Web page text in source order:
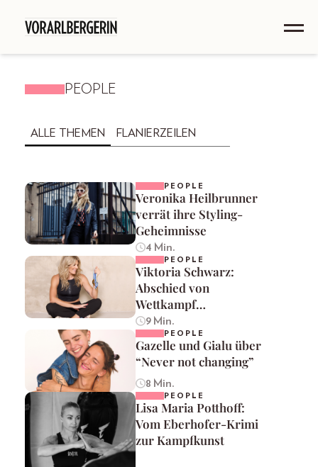
PEOPLE
ALLE THEMEN FLANIERZEILEN
PEOPLE
Veronika Heilbrunner
verrät ihre Styling-
Geheimnisse
4 Min.
PEOPLE
Viktoria Schwarz:
Abschied von
Wettkampf…
9 Min.
PEOPLE
Gazelle und Gialu über
“Never not changing”
8 Min.
PEOPLE
Lisa Maria Potthoff:
Vom Eberhofer-Krimi
zur Kampfkunst